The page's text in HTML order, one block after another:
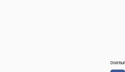
Distribuit